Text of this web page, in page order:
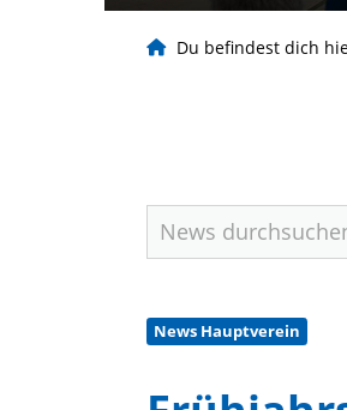
Du befindest dich
News Hauptverein
Geschäftsstelle